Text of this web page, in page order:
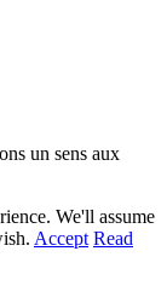
un sens aux
We'll assume
Accept Read